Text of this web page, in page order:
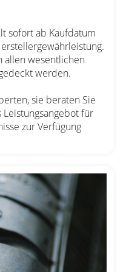
sofort ab Kaufdatum
allen wesentlichen
werden.
sie beraten Sie
für
zur Verfügung